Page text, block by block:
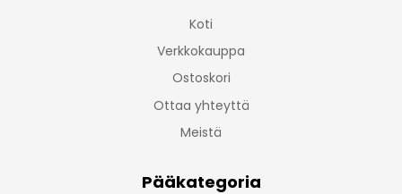
Koti
Verkkokauppa
Ostoskori
Ottaa yhteyttä
Meistä
Pääkategoria